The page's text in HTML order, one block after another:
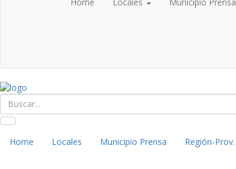
Home Locales Municipio Prensa Región-Prov.